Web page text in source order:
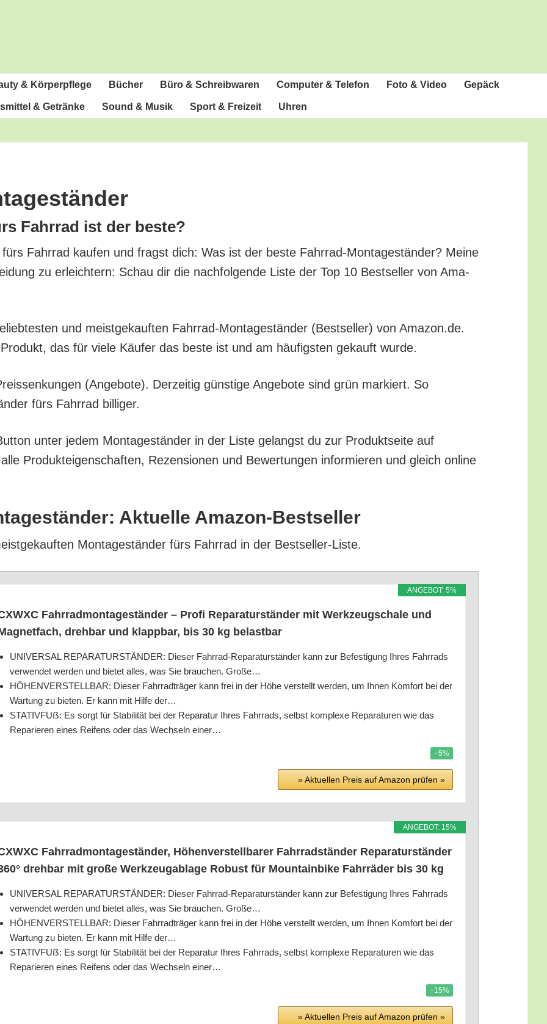
& Körperpflege Bücher Büro & Schreibwaren Com­pu­ter & Telefon Foto & Video Gepäck
& Getränke Sound & Musik Sport & Freizeit Uhren
Fahr­rad ist der beste?
Fahr­rad kau­fen und fragst dich: Was ist der bes­te Fahr­rad-Mon­ta­ge­stän­der? Mei­ne
zu erleich­tern: Schau dir die nach­fol­gen­de Lis­te der Top 10 Best­sel­ler von Ama­
und meist­ge­kauf­ten Fahr­rad-Mon­ta­ge­stän­der (Best­sel­ler) von Amazon.de.
das für vie­le Käu­fer das bes­te ist und am häu­figs­ten gekauft wurde.
(Ange­bo­te). Der­zei­tig güns­ti­ge Ange­bo­te sind grün mar­kiert. So
fürs Fahr­rad billiger.
unter jedem Mon­ta­ge­stän­der in der Lis­te gelangst du zur Pro­dukt­sei­te auf
Pro­duk­tei­gen­schaf­ten, Rezen­sio­nen und Bewer­tun­gen infor­mie­ren und gleich online
Aktu­el­le Amazon-Bestseller
Mon­ta­ge­stän­der fürs Fahr­rad in der Bestseller-Liste.
ANGE­BOT: 5%
Fahr­rad­mon­ta­ge­stän­der – Pro­fi Repa­ra­tur­stän­der mit Werk­zeug­scha­le und
dreh­bar und klapp­bar, bis 30 kg belastbar
UNIVERSAL REPARATURSTÄNDER: Die­ser Fahr­rad-Repa­ra­tur­stän­der kann zur Befes­ti­gung Ihres Fahr­rads
ver­wen­det wer­den und bie­tet alles, was Sie brau­chen. Große…
HÖHENVERSTELLBAR: Die­ser Fahr­rad­trä­ger kann frei in der Höhe ver­stellt wer­den, um Ihnen Kom­fort bei der
War­tung zu bie­ten. Er kann mit Hil­fe der…
STATIVFUẞ: Es sorgt für Sta­bi­li­tät bei der Repa­ra­tur Ihres Fahr­rads, selbst kom­ple­xe Repa­ra­tu­ren wie das
Repa­rie­ren eines Rei­fens oder das Wech­seln einer…
−5%
» Aktu­el­len Preis auf Ama­zon prü­fen »
ANGE­BOT: 15%
Fahr­rad­mon­ta­ge­stän­der, Höhen­ver­stell­ba­rer Fahr­rad­stän­der Repa­ra­tur­stän­der
dreh­bar mit gro­ße Werk­zeug­ab­la­ge Robust für Moun­tain­bike Fahr­rä­der bis 30 kg
UNIVERSAL REPARATURSTÄNDER: Die­ser Fahr­rad-Repa­ra­tur­stän­der kann zur Befes­ti­gung Ihres Fahr­rads
ver­wen­det wer­den und bie­tet alles, was Sie brau­chen. Große…
HÖHENVERSTELLBAR: Die­ser Fahr­rad­trä­ger kann frei in der Höhe ver­stellt wer­den, um Ihnen Kom­fort bei der
War­tung zu bie­ten. Er kann mit Hil­fe der…
STATIVFUẞ: Es sorgt für Sta­bi­li­tät bei der Repa­ra­tur Ihres Fahr­rads, selbst kom­ple­xe Repa­ra­tu­ren wie das
Repa­rie­ren eines Rei­fens oder das Wech­seln einer…
−15%
» Aktu­el­len Preis auf Ama­zon prü­fen »